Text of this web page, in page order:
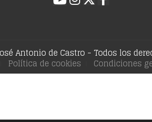
Antonio de Castro - Todos los
Política de cookies Condiciones